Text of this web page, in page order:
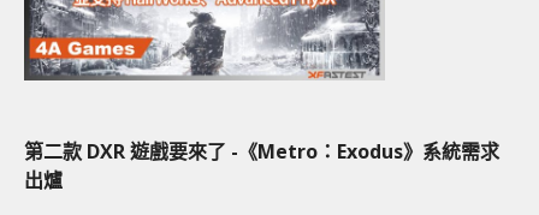
第二款 DXR 遊戲要來了 -《Metro：Exodus》系統需求
出爐